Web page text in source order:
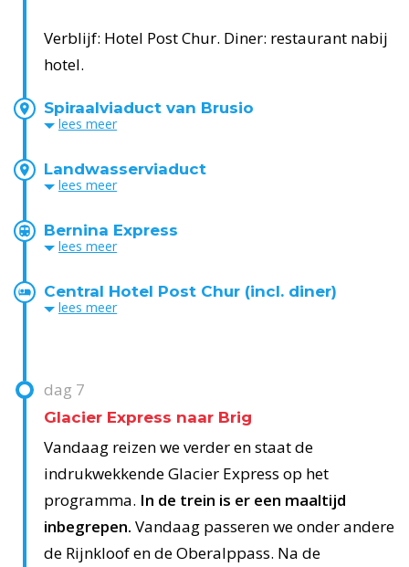
Verblijf: Hotel Post Chur. Diner: restaurant nabij
hotel.
Spiraalviaduct van Brusio
lees meer
Landwasserviaduct
lees meer
Bernina Express
lees meer
Central Hotel Post Chur (incl. diner)
lees meer
dag 7
Glacier Express naar Brig
Vandaag reizen we verder en staat de
indrukwekkende Glacier Express op het
programma. In de trein is er een maaltijd
inbegrepen. Vandaag passeren we onder andere
de Rijnkloof en de Oberalppass. Na de